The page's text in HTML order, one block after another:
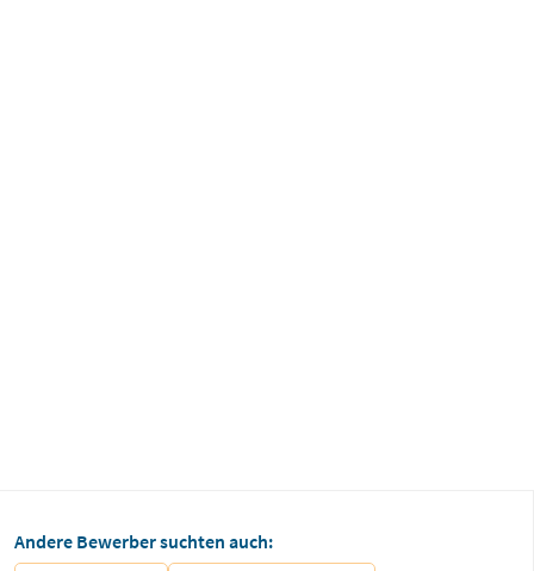
Andere Bewerber suchten auch: